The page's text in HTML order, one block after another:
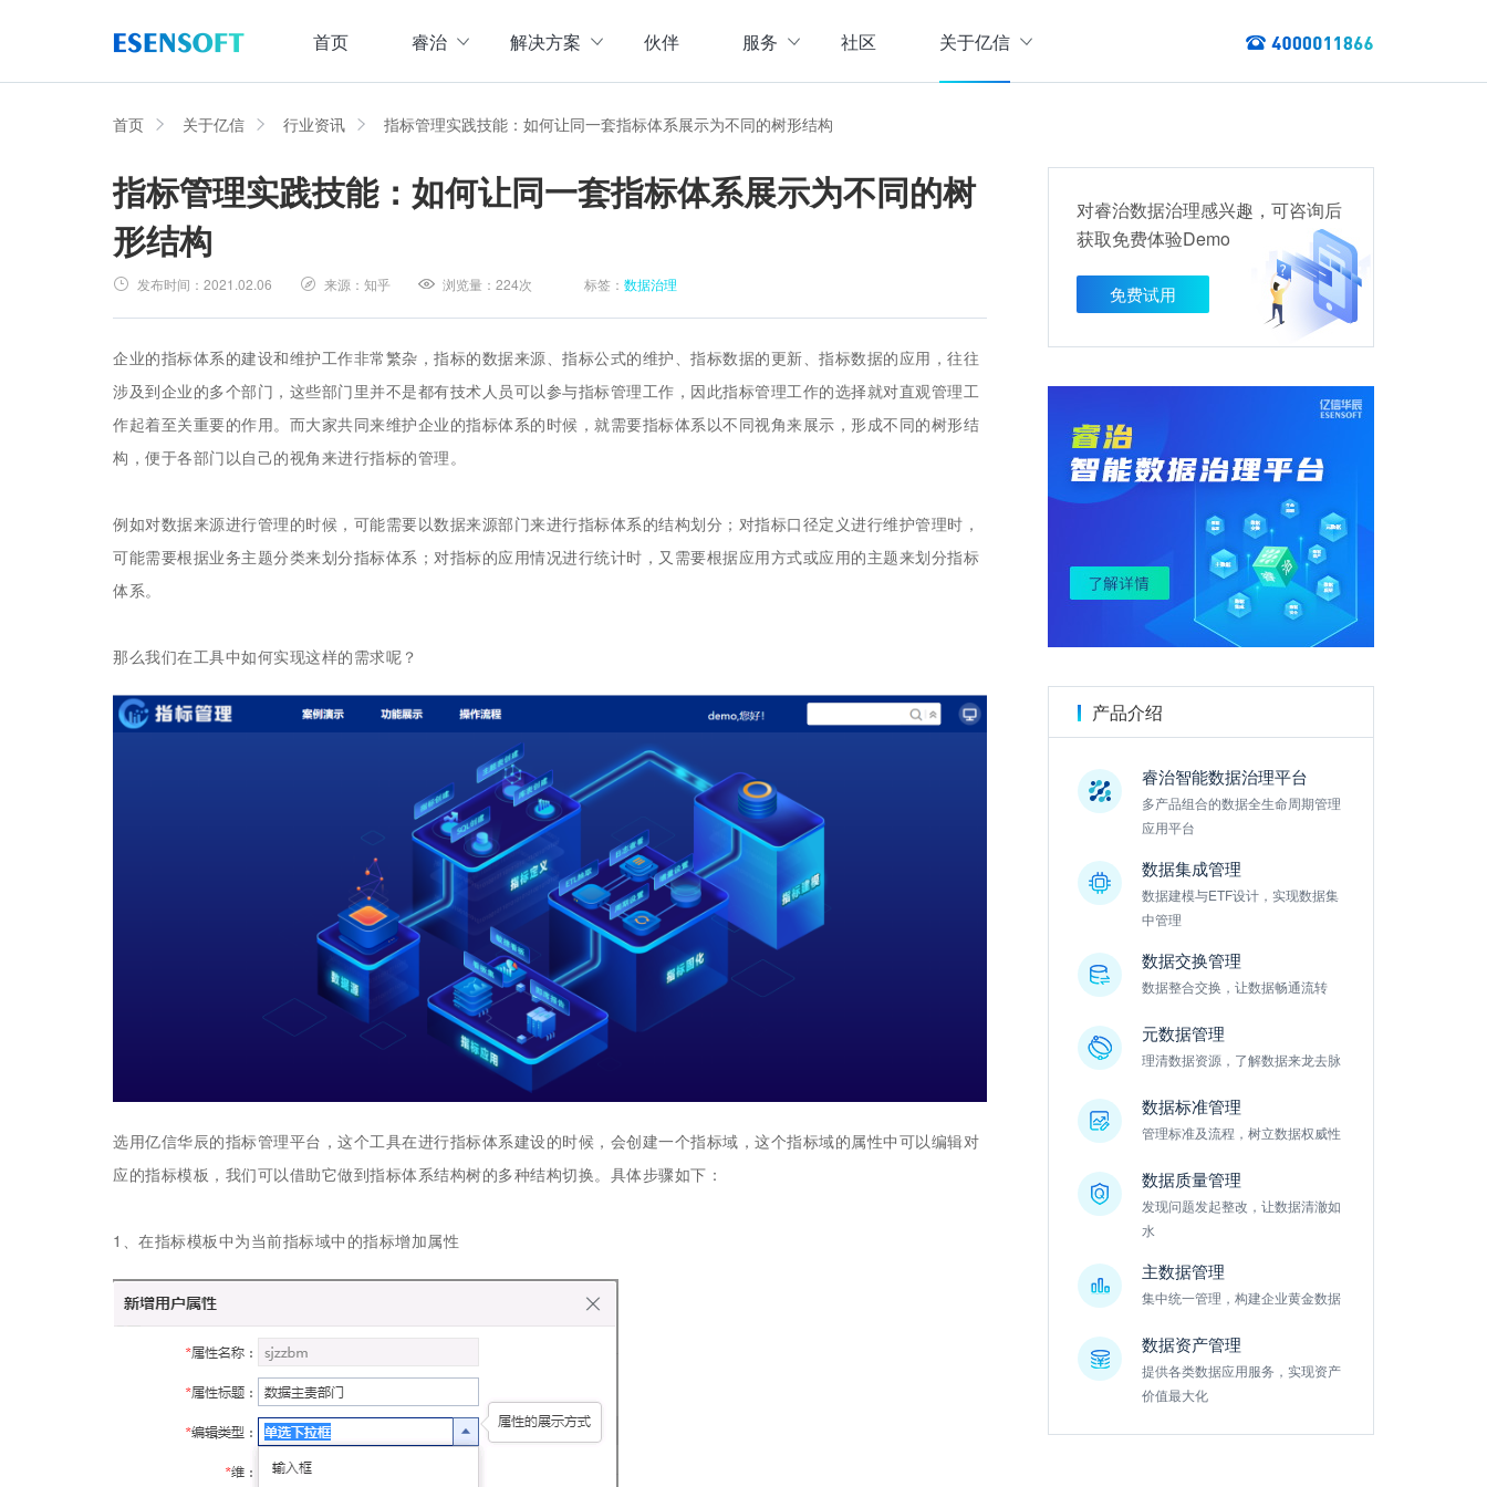
首页 睿治
睿治智能数据治理平台
数据采集
数据集成管理
管理
数据整合交换，让数据畅通流转
数据存储
策
数据管理
数据标准管理
管理标准及流程，树立数据权威性
数据质量管理
发现问题发起整改，让数据清澈如水
数据服务
数据资产管理
提供各类数据应用服务，实现资产价
值最大化
解决方案
数据治理全域解决方案
大数据治理方案
大数据资产管理方案
主数据管理方案
主数据全生命周期管理，保障主数据一致性、权威性、共享性，提高企业运营效率
数据标准化及质量管控方案
集元数据采集和规整、数据标准建立与评估、数据质量管控与跟踪等场景应用于一体
数据资产盘点方案
以元数据管理摸清家底，以资产编目盘点数据资产，提供数据服务
面向业务和技术提供指标管理指标分析等服务的指标统一管理平台
数据仓库及商业智能方案
集数据采集补录、数据ETL建模、数据实时存储、数据分析展现等应用场景于一体
仓湖一体化数据中心建设方案
涵盖数据存储、数据集成、数据交换、数据共享等方面，为企业用户提供云原生仓湖一
伙伴 服务
直播活动
社区 关于亿信
企业动态
行业资讯
首页 关于亿信 行业资讯 指标管理实践技能：如何让同一套指标体系展示为不同的树形结构
指标管理实践技能：如何让同一套指标体系展示为不同的树
形结构
发布时间： 2021.02.06 来源： 知乎 浏览量： 224次 标签： 数据治理
企业的指标体系的建设和维护工作非常繁杂，指标的数据来源、指标公式的维护、指标数据的更新、指标数据的应用，往往
涉及到企业的多个部门，这些部门里并不是都有技术人员可以参与指标管理工作，因此指标管理工作的选择就对直观管理工
作起着至关重要的作用。而大家共同来维护企业的指标体系的时候，就需要指标体系以不同视角来展示，形成不同的树形结
构，便于各部门以自己的视角来进行指标的管理。
例如对数据来源进行管理的时候，可能需要以数据来源部门来进行指标体系的结构划分；对指标口径定义进行维护管理时，
可能需要根据业务主题分类来划分指标体系；对指标的应用情况进行统计时，又需要根据应用方式或应用的主题来划分指标
体系。
那么我们在工具中如何实现这样的需求呢？
选用亿信华辰的指标管理平台，这个工具在进行指标体系建设的时候，会创建一个指标域，这个指标域的属性中可以编辑对
应的指标模板，我们可以借助它做到指标体系结构树的多种结构切换。具体步骤如下：
1、在指标模板中为当前指标域中的指标增加属性
对睿治数据治理感兴趣，可咨询后
获取免费体验Demo
免费试用
产品介绍
睿治智能数据治理平台
多产品组合的数据全生命周期管理
应用平台
数据集成管理
数据建模与ETF设计，实现数据集
中管理
数据交换管理
数据整合交换，让数据畅通流转
元数据管理
理清数据资源，了解数据来龙去脉
数据标准管理
管理标准及流程，树立数据权威性
数据质量管理
发现问题发起整改，让数据清澈如
水
主数据管理
集中统一管理，构建企业黄金数据
数据资产管理
提供各类数据应用服务，实现资产
价值最大化